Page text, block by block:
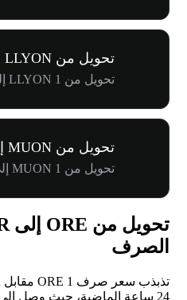
تحويل من LLYON إلى ZAR
تحويل من 1 LLYON إلى R19.12K
تحويل من MUON إلى ZAR
تحويل من 1 MUON إلى R14.13K
الصرف
تذبذب سعر صرف 1 ORE مقابل ZAR بمقدار